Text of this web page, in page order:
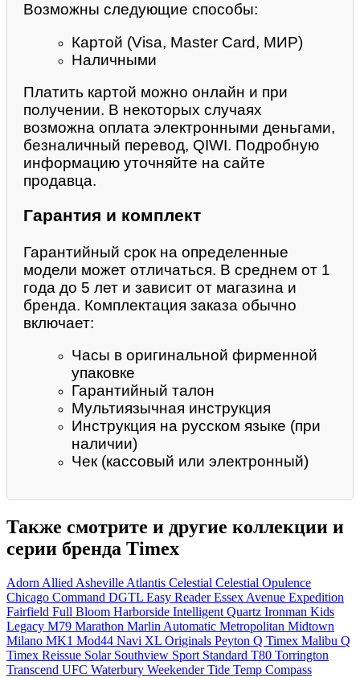
Возможны следующие способы:
Картой (Visa, Master Card, МИР)
Наличными
Платить картой можно онлайн и при
получении. В некоторых случаях
возможна оплата электронными деньгами,
безналичный перевод, QIWI. Подробную
информацию уточняйте на сайте
продавца.
Гарантия и комплект
Гарантийный срок на определенные
модели может отличаться. В среднем от 1
года до 5 лет и зависит от магазина и
бренда. Комплектация заказа обычно
включает:
Часы в оригинальной фирменной
упаковке
Гарантийный талон
Мультиязычная инструкция
Инструкция на русском языке (при
наличии)
Чек (кассовый или электронный)
Также смотрите и другие коллекции и
серии бренда Timex
Adorn Allied Asheville Atlantis Celestial Celestial Opulence
Chicago Command DGTL Easy ReaderEssex Avenue Expedition
Fairfield Full Bloom Harborside Intelligent Quartz Ironman Kids
Legacy M79 Marathon Marlin Automatic Metropolitan Midtown
Milano MK1 Mod44 Navi XL Originals Peyton Q Timex Malibu Q
Timex Reissue Solar Southview Sport Standard T80 Torrington
Transcend UFC Waterbury WeekenderTide Temp Compass